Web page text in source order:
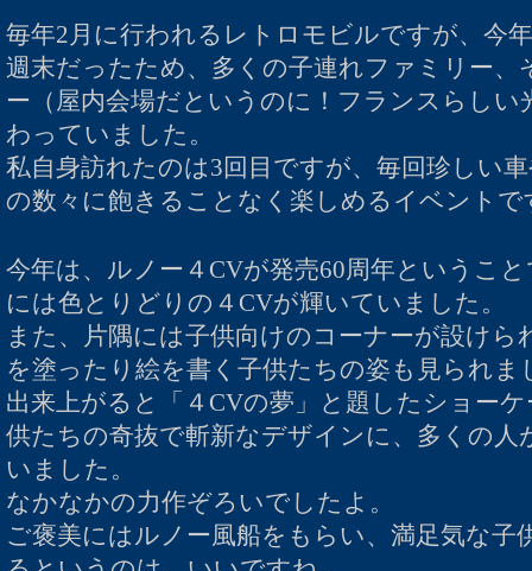
毎年2月に行われるレトロモビルですが、今
週末だったため、多くの子連れファミリー、
ー（屋内会場だというのに！フランスらしい
わっていました。
私自身訪れたのは3回目ですが、毎回珍しい
の数々に飽きることなく楽しめるイベントで
今年は、ルノー４CVが発売60周年というこ
には色とりどりの４CVが輝いていました。
また、片隅には子供向けのコーナーが設けら
を塗ったり絵を書く子供たちの姿も見られま
出来上がると「４CVの夢」と題したショー
供たちの奇抜で斬新なデザインに、多くの人
いました。
なかなかの力作ぞろいでしたよ。
ご褒美にはルノー風船をもらい、満足気な子